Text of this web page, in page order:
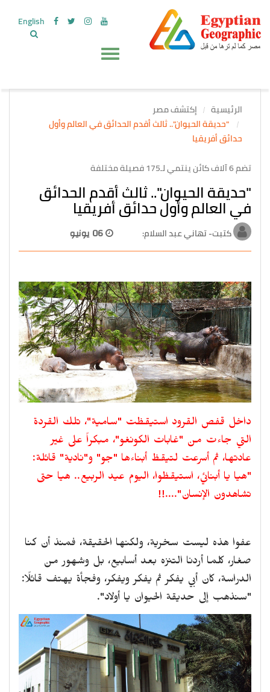
English
الرئيسية
إكتشف مصر
"حديقة الحيوان".. ثالث أقدم الحدائق في العالم وأول
حدائق أفريقيا
تضم 6 آلاف كائن ينتمي لـ175 فصيلة مختلفة
"حديقة الحيوان".. ثالث أقدم الحدائق
في العالم وأول حدائق أفريقيا
كتبت- تهاني عبد السلام:
داخل قفص القرود استيقظت "سامية"، تلك القردة
التي جاءت من "غابات الكونغو"، مبكراً على غير
عادتها، ثم أسرعت لتيقظ أبناءها "جو" و"نادية" قائلة:
"هيا يا أبنائي، استيقظوا، اليوم عيد الربيع.. هيا حتى
تشاهدون الإنسان"....!!
عفوا هذه ليست سخرية، ولكنها الحقيقة، فمنذ أن كنا
صغار، كلما أردنا التنزه بعد أسابيع، بل وشهور من
الدراسة، كان أبي يفكر ثم يفكر ويفكر، وفجأة يهتف قائلًا:
"سنذهب إلى حديقة الحيوان يا أولاد".